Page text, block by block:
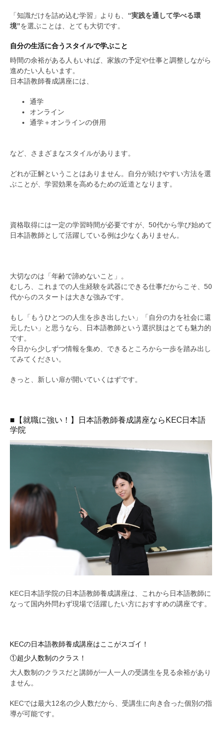
「知識だけを詰め込む学習」よりも、 “実践を通して学べる環
境”を選ぶことは、とても大切です。
自分の生活に合うスタイルで学ぶこと
時間の余裕がある人もいれば、家族の予定や仕事と調整しながら
進めたい人もいます。
日本語教師養成講座には、
通学
オンライン
通学＋オンラインの併用
など、さまざまなスタイルがあります。
どれが正解ということはありません。自分が続けやすい方法を選
ぶことが、学習効果を高めるための近道となります。
資格取得には一定の学習時間が必要ですが、50代から学び始めて
日本語教師として活躍している例は少なくありません。
大切なのは「年齢で諦めないこと」。
むしろ、これまでの人生経験を武器にできる仕事だからこそ、50
代からのスタートは大きな強みです。
もし「もうひとつの人生を歩き出したい」「自分の力を社会に還
元したい」と思うなら、日本語教師という選択肢はとても魅力的
です。
今日から少しずつ情報を集め、できるところから一歩を踏み出し
てみてください。
きっと、新しい扉が開いていくはずです。
■【就職に強い！】日本語教師養成講座ならKEC日本語
学院
KEC日本語学院の日本語教師養成講座は、これから日本語教師に
なって国内外問わず現場で活躍したい方におすすめの講座です。
KECの日本語教師養成講座はここがスゴイ！
①超少人数制のクラス！
大人数制のクラスだと講師が一人一人の受講生を見る余裕があり
ません。
KECでは最大12名の少人数だから、受講生に向き合った個別の指
導が可能です。